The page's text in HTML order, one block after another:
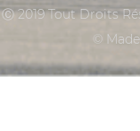
Ⓒ 2019 Tout Droits
©